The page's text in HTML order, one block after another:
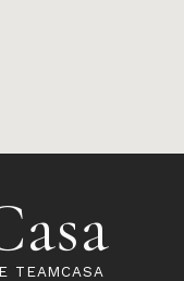
TEAMCASA